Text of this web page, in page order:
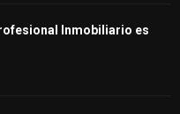
Inmobiliario es